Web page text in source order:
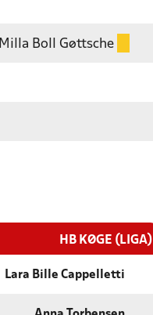
Milla Boll Gøttsche
HB KØGE (LIGA)
Lara Bille Cappelletti